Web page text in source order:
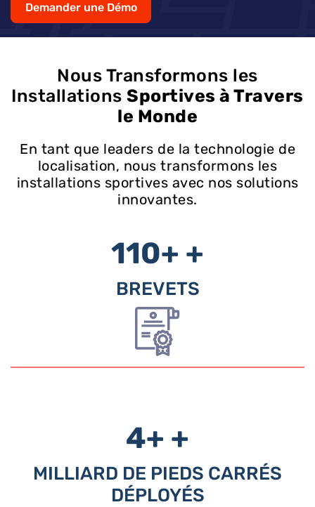
Demander une Démo
Nous Transformons les
Installations Sportives à Travers
le Monde
En tant que leaders de la technologie de
localisation, nous transformons les
installations sportives avec nos solutions
innovantes.
110+ +
BREVETS
4+ +
MILLIARD DE PIEDS CARRÉS
DÉPLOYÉS